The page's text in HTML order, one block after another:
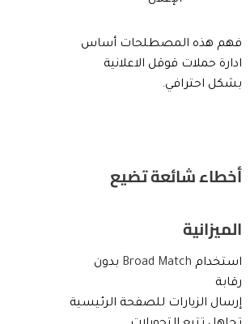
فهم هذه المصطلحات أساس
ادارة حملات قوقل الاعلانية
بشكل احترافي.
أخطاء شائعة تضيع
الميزانية
استخدام Broad Match بدون
رقابة
إرسال الزيارات للصفحة الرئيسية